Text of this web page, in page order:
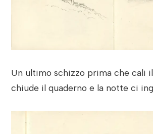
Un ultimo schizzo prima che cali
chiude il quaderno e la notte ci